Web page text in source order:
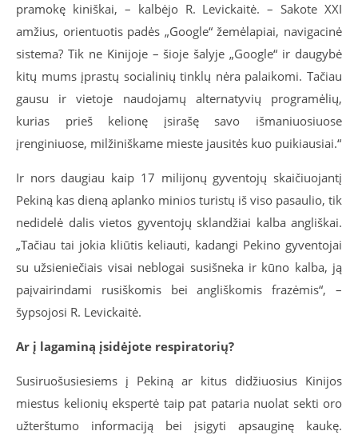
pramokę kiniškai, – kalbėjo R. Levickaitė. – Sakote XXI
amžius, orientuotis padės „Google“ žemėlapiai, navigacinė
sistema? Tik ne Kinijoje – šioje šalyje „Google“ ir daugybė
kitų mums įprastų socialinių tinklų nėra palaikomi. Tačiau
gausu ir vietoje naudojamų alternatyvių programėlių,
kurias prieš kelionę įsirašę savo išmaniuosiuose
įrenginiuose, milžiniškame mieste jausitės kuo puikiausiai.“
Ir nors daugiau kaip 17 milijonų gyventojų skaičiuojantį
Pekiną kas dieną aplanko minios turistų iš viso pasaulio, tik
nedidelė dalis vietos gyventojų sklandžiai kalba angliškai.
„Tačiau tai jokia kliūtis keliauti, kadangi Pekino gyventojai
su užsieniečiais visai neblogai susišneka ir kūno kalba, ją
paįvairindami rusiškomis bei angliškomis frazėmis“, –
šypsojosi R. Levickaitė.
Ar į lagaminą įsidėjote respiratorių?
Susiruošusiesiems į Pekiną ar kitus didžiuosius Kinijos
miestus kelionių ekspertė taip pat pataria nuolat sekti oro
užterštumo informaciją bei įsigyti apsauginę kaukę.